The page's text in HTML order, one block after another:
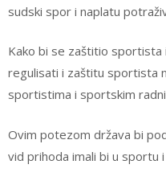
sudski spor i naplatu
Kako bi se zaštitio
regulisati i zaštitu sportista
sportistima i sportskim
Ovim potezom država bi
vid prihoda imali bi u sportu